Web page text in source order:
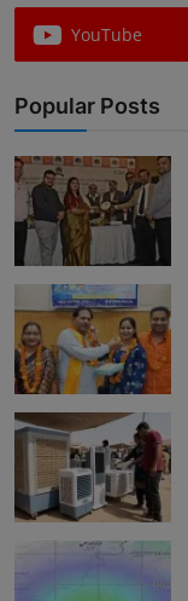
YouTube
Popular Posts